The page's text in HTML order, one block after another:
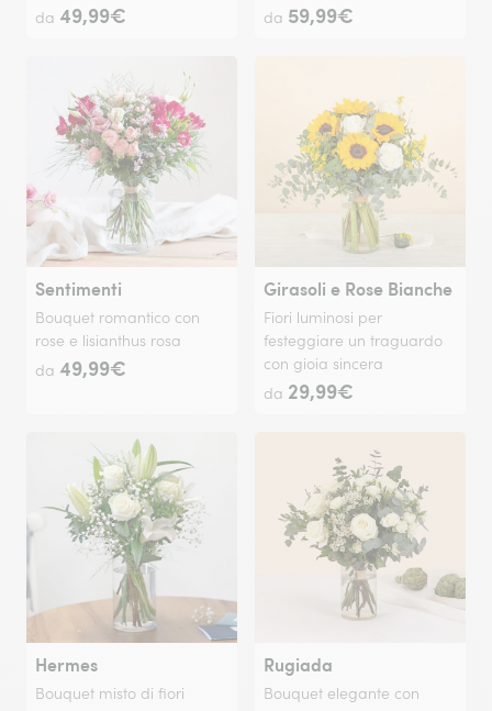
da 49,99€
da 59,99€
Sentimenti
Bouquet romantico con
rose e lisianthus rosa
da 49,99€
Girasoli e Rose Bianche
Fiori luminosi per
festeggiare un traguardo
con gioia sincera
da 29,99€
Hermes
Bouquet misto di fiori
Rugiada
Bouquet elegante con